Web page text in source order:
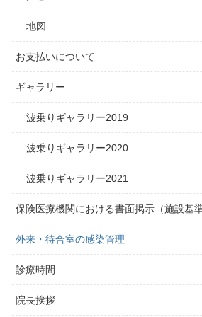
地図
お支払いについて
ギャラリー
波乗りギャラリー2019
波乗りギャラリー2020
波乗りギャラリー2021
保険医療機関における書面掲示（施設基
外来・待合室の感染管理
診療時間
院長挨拶